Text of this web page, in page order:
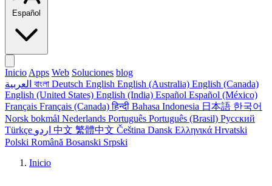
Español
Inicio Apps Web Soluciones blog
বাংলা Deutsch English English (Australia) English (Canada)
English (United States) English (India) Español Español (México)
Français Français (Canada)हिन्दी Bahasa Indonesia 日本語 한국어
Norsk bokmål Nederlands Português Português (Brasil) Русский
Türkçe
中文 繁體中文 Čeština Dansk Ελληνικά Hrvatski
Polski Română Bosanski Srpski
Inicio